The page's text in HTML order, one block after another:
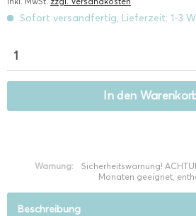
Sofort versandfertig, Lieferzeit: 1-3
In den
Warnung:
Sicherheitswarnung!
Monaten geeignet,
Beschreibung